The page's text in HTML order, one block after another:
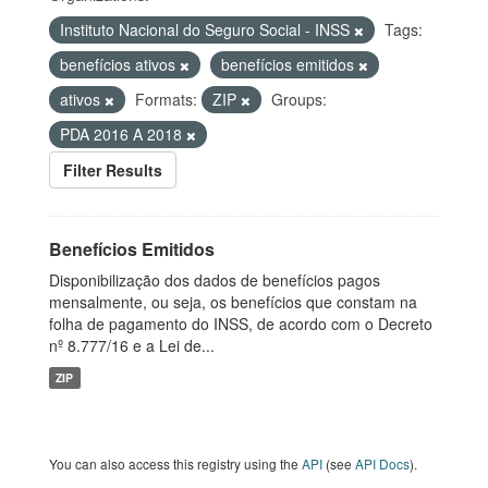
Instituto Nacional do Seguro Social - INSS
Tags:
benefícios ativos
benefícios emitidos
ativos
Formats: ZIP
Groups:
PDA 2016 A 2018
Filter Results
Benefícios Emitidos
Disponibilização dos dados de benefícios pagos
mensalmente, ou seja, os benefícios que constam na
folha de pagamento do INSS, de acordo com o Decreto
nº 8.777/16 e a Lei de...
ZIP
You can also access this registry using the API (see API Docs).